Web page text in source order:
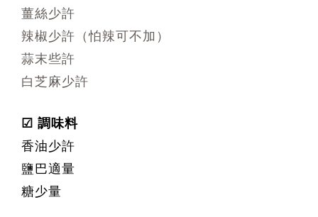
薑絲少許
辣椒少許（怕辣可不加）
蒜末些許
白芝麻少許
☑ 調味料
香油少許
鹽巴適量
糖少量